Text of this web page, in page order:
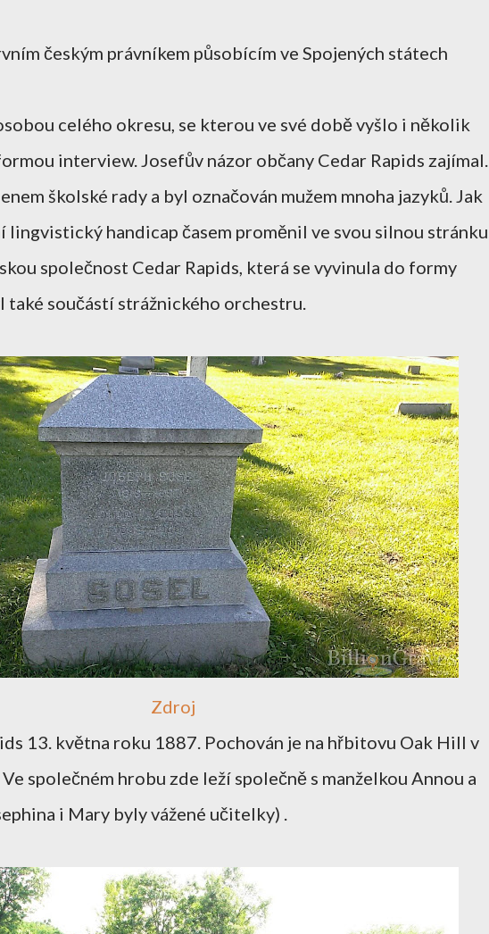
českým právníkem působícím ve Spojených státech
celého okresu, se kterou ve své době vyšlo i několik
interview. Josefův názor občany Cedar Rapids zajímal.
školské rady a byl označován mužem mnoha jazyků. Jak
lingvistický handicap časem proměnil ve svou silnou
společnost Cedar Rapids, která se vyvinula do formy
také součástí strážnického orchestru.
Zdroj
13. května roku 1887. Pochován je na hřbitovu Oak Hill v
společném hrobu zde leží společně s manželkou Annou a
i Mary byly vážené učitelky) .